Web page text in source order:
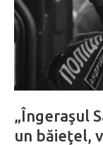
„Îngeraşul
un băieţel,